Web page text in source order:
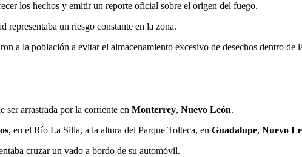
los hechos y emitir un reporte oficial sobre el origen del fuego.
representaba un riesgo constante en la zona.
a la población a evitar el almacenamiento excesivo de desechos dentro de
ser arrastrada por la corriente en Monterrey, Nuevo León.
, en el Río La Silla, a la altura del Parque Tolteca, en Guadalupe, Nuevo
cruzar un vado a bordo de su automóvil.